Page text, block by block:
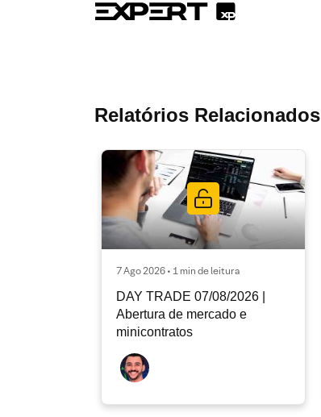
Relatórios Relacionados
7 Ago 2026 • 1 min de leitura
DAY TRADE 07/08/2026 |
Abertura de mercado e
minicontratos